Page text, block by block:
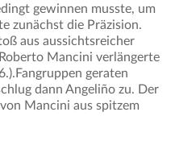
gewinnen musste, um
zunächst die Präzision.
aus aussichtsreicher
Mancini verlängerte
geraten
dann Angeliño zu. Der
Mancini aus spitzem